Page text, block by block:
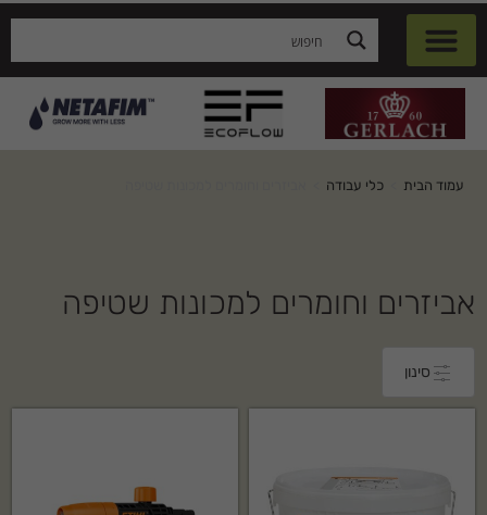
עמוד הבית כלי עבודה
אביזרים וחומרים למכונות שטיפה